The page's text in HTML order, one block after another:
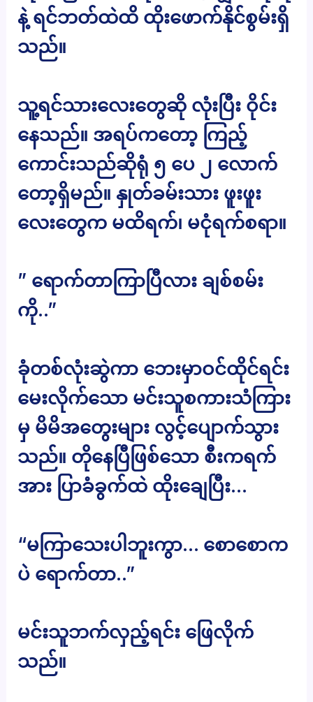
နဲ့ ရင်ဘတ်ထဲထိ ထိုးဖောက်နိုင်စွမ်းရှိ
သည်။
သူ့ရင်သားလေးတွေဆို လုံးပြီး ဝိုင်း
နေသည်။ အရပ်ကတော့ ကြည့်
ကောင်းသည်ဆိုရုံ ၅ ပေ ၂ လောက်
တော့ရှိမည်။ နှုတ်ခမ်းသား ဖူးဖူး
လေးတွေက မထိရက်၊ မငုံရက်စရာ။
” ရောက်တာကြာပြီလား ချစ်စမ်း
ကို..”
ခုံတစ်လုံးဆွဲကာ ဘေးမှာဝင်ထိုင်ရင်း
မေးလိုက်သော မင်းသူစကားသံကြား
မှ မိမိအတွေးများ လွင့်ပျောက်သွား
သည်။ တိုနေပြီဖြစ်သော စီးကရက်
အား ပြာခံခွက်ထဲ ထိုးချေပြီး…
“မကြာသေးပါဘူးကွာ… စောစောက
ပဲ ရောက်တာ..”
မင်းသူဘက်လှည့်ရင်း ဖြေလိုက်
သည်။